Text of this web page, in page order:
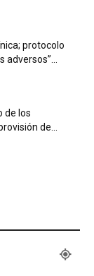
protocolo
de los
de...